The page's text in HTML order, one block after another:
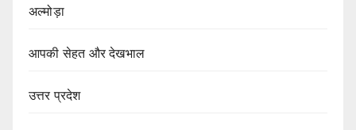
अल्मोड़ा
आपकी सेहत और देखभाल
उत्तर प्रदेश